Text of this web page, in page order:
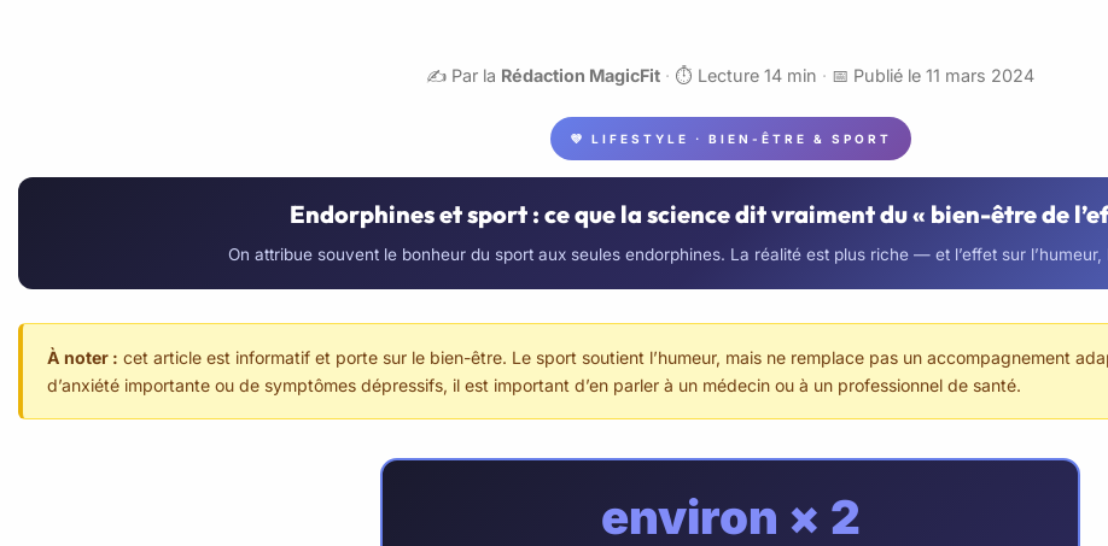
✍️ Par la Rédaction MagicFit · ⏱️ Lecture 14 min · 📅 Publié le 11 mars 2024
💜 LIFESTYLE · BIEN-ÊTRE & SPORT
Endorphines et sport : ce que la science dit vraiment du « bien-être de
On attribue souvent le bonheur du sport aux seules endorphines. La réalité est plus riche — et l’effet sur l’humeur,
À noter : cet article est informatif et porte sur le bien-être. Le sport soutient l’humeur, mais ne remplace pas un accompagnement
d’anxiété importante ou de symptômes dépressifs, il est important d’en parler à un médecin ou à un professionnel de santé.
environ × 2